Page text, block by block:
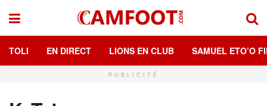
TOLI EN DIRECT LIONS EN CLUB SAMUEL ETO’O
PUBLICITÉ